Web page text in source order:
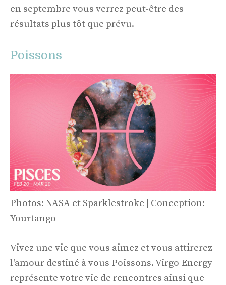
en septembre vous verrez peut-être des
résultats plus tôt que prévu.
Poissons
Photos: NASA et Sparklestroke | Conception:
Yourtango
Vivez une vie que vous aimez et vous attirerez
l'amour destiné à vous Poissons. Virgo Energy
représente votre vie de rencontres ainsi que